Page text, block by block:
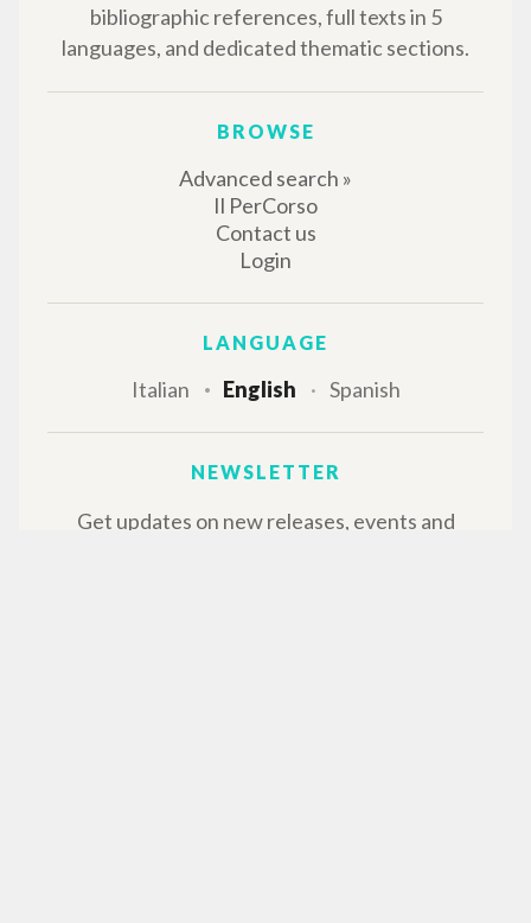
bibliographic references, full texts in 5
languages, and dedicated thematic sections.
BROWSE
Advanced search »
Il PerCorso
Contact us
Login
LANGUAGE
Italian English Spanish
NEWSLETTER
Get updates on new releases, events and